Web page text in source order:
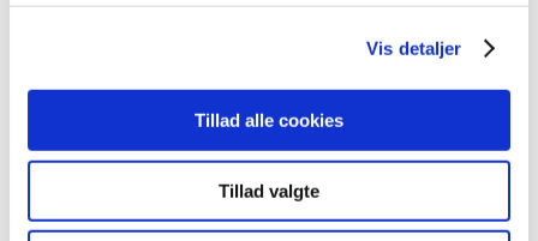
Vis detaljer
Tillad alle cookies
Tillad valgte
2013 (44)
2011 (13)
2009 (13)